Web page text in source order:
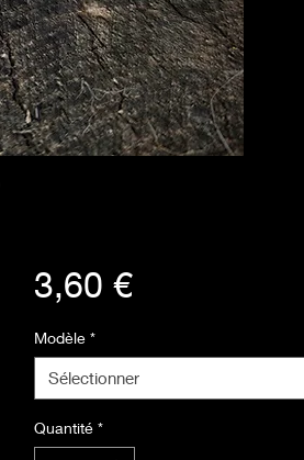
3,60 €Prix
Modèle *
Sélectionner
Quantité *